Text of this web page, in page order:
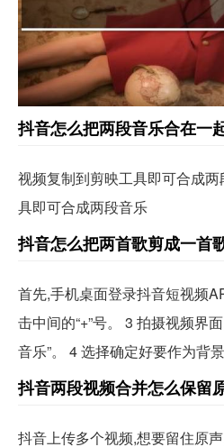
抖音怎么把两段音乐合在一
视频复制到剪映工具即可合成
具即可合成两段音乐
抖音怎么把两首歌剪成一首
首先,手机桌面登录抖音短视频
击中间的“+”号。 3 拍摄视频界
音乐”。 4 选择确定好要作为背
抖音两段视频合并怎么保留
抖音上传多个视频,想要留住原